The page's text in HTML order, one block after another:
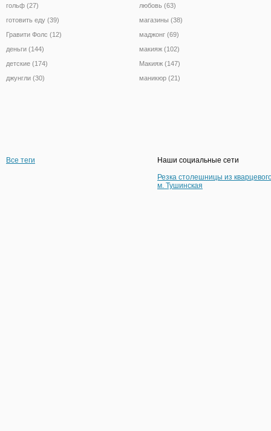
гольф (27)
готовить еду (39)
Гравити Фолс (12)
деньги (144)
детские (174)
джунгли (30)
любовь (63)
магазины (38)
маджонг (69)
макияж (102)
Макияж (147)
маникюр (21)
Все теги
Наши социальные сети
Резка столешницы из
м. Тушинская